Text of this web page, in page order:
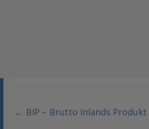
← BIP – Brutto Inlands Produkt